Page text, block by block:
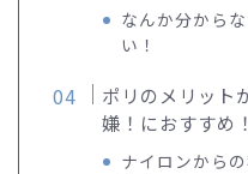
なんか分から
い！
ポリのメリット
嫌！におすすめ！
ナイロンから